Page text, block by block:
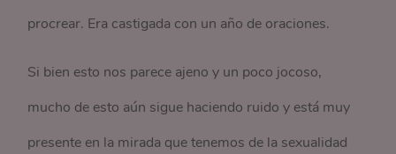
procrear. Era castigada con un año de oraciones.
Si bien esto nos parece ajeno y un poco jocoso,
mucho de esto aún sigue haciendo ruido y está muy
presente en la mirada que tenemos de la sexualidad